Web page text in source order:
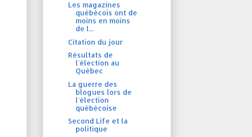
Les magazines
québécois ont de
moins en moins
de l...
Citation du jour
Résultats de
l'élection au
Québec
La guerre des
blogues lors de
l'élection
québécoise
Second Life et la
politique